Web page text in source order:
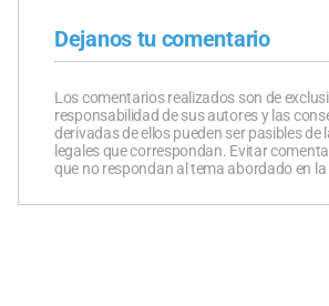
Dejanos tu comentario
Los comentarios realizados son de
responsabilidad de sus autores y las
derivadas de ellos pueden ser pasibles de
legales que correspondan. Evitar
que no respondan al tema abordado en